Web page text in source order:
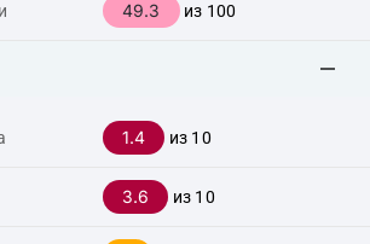
49.3 из 100
1.4 из 10
3.6 из 10